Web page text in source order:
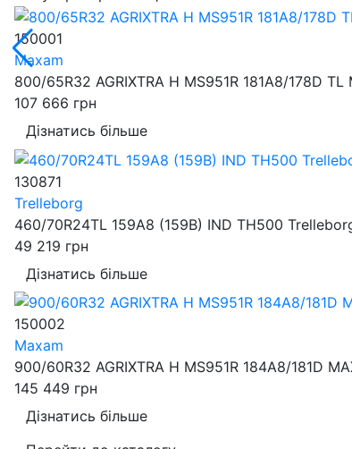
150001
Maxam
800/65R32 AGRIXTRA H MS951R 181A8/178D TL
107 666 грн
Дізнатись більше
130871
Trelleborg
460/70R24TL 159A8 (159B) IND TH500
49 219 грн
Дізнатись більше
150002
Maxam
900/60R32 AGRIXTRA H MS951R 184A8/181D
145 449 грн
Дізнатись більше